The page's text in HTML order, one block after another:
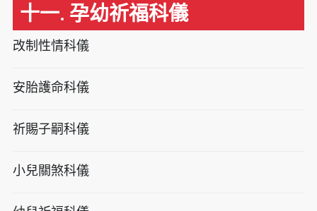
十一. 孕幼祈福科儀
改制性情科儀
安胎護命科儀
祈賜子嗣科儀
小兒關煞科儀